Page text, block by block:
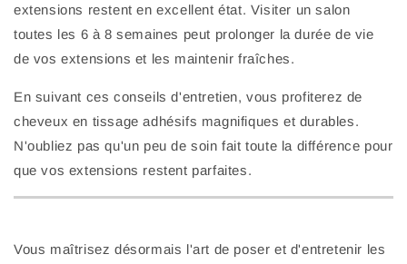
extensions restent en excellent état. Visiter un salon
toutes les 6 à 8 semaines peut prolonger la durée de vie
de vos extensions et les maintenir fraîches.
En suivant ces conseils d'entretien, vous profiterez de
cheveux en tissage adhésifs magnifiques et durables.
N'oubliez pas qu'un peu de soin fait toute la différence pour
que vos extensions restent parfaites.
Vous maîtrisez désormais l'art de poser et d'entretenir les